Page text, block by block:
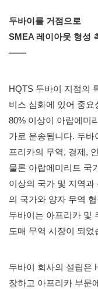
두바이를 거점으로
SMEA 레이아웃 형성
——
HQTS 두바이 지점의
비스 심화에 있어 중요
80% 이상이 아랍에미
가로 운송됩니다. 두
프리카의 무역, 경제,
물론 아랍에미리트 국
이상의 국가 및 지역
의 국가와 양자 무역
두바이는 아프리카 및
도매 무역 시장이 되었
두바이 회사의 설립은
장하고 아프리카 부문